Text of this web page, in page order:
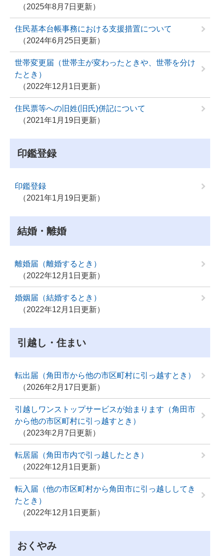
2025年8月7日更新
住民基本台帳事務における支援措置について
2024年6月25日更新
世帯変更届（世帯主が変わったときや、世帯を分け
たとき）
2022年12月1日更新
住民票等への旧姓(旧氏)併記について
2021年1月19日更新
印鑑登録
印鑑登録
2021年1月19日更新
結婚・離婚
離婚届（離婚するとき）
2022年12月1日更新
婚姻届（結婚するとき）
2022年12月1日更新
引越し・住まい
転出届（角田市から他の市区町村に引っ越すとき）
2026年2月17日更新
引越しワンストップサービスが始まります（角田市
から他の市区町村に引っ越すとき）
2023年2月7日更新
転居届（角田市内で引っ越したとき）
2022年12月1日更新
転入届（他の市区町村から角田市に引っ越ししてき
たとき）
2022年12月1日更新
おくやみ